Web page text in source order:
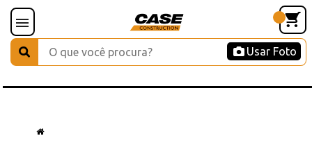
Usar Foto